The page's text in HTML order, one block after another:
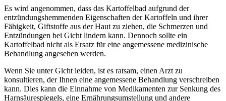
Es wird angenommen, dass das Kartoffelbad aufgrund der
entzündungshemmenden Eigenschaften der Kartoffeln und ihrer
Fähigkeit, Giftstoffe aus der Haut zu ziehen, die Schmerzen und
Entzündungen bei Gicht lindern kann. Dennoch sollte ein
Kartoffelbad nicht als Ersatz für eine angemessene medizinische
Behandlung angesehen werden.
Wenn Sie unter Gicht leiden, ist es ratsam, einen Arzt zu
konsultieren, der Ihnen eine angemessene Behandlung verschreiben
kann. Dies kann die Einnahme von Medikamenten zur Senkung des
Harnsäurespiegels, eine Ernährungsumstellung und andere